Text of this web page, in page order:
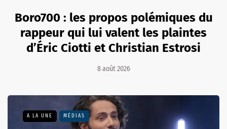
Boro700 : les propos polémiques du
rappeur qui lui valent les plaintes
d’Éric Ciotti et Christian Estrosi
8 août 2026
A LA UNE MÉDIAS